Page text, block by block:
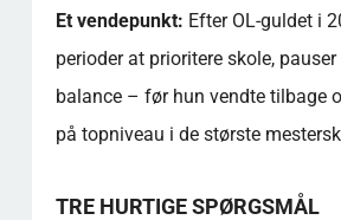
Et vendepunkt: Efter OL-guldet i
perioder at prioritere skole,
balance – før hun vendte tilbage
på topniveau i de største
TRE HURTIGE SPØRGSMÅL